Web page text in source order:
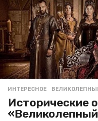
ИНТЕРЕСНОЕ
Исторические